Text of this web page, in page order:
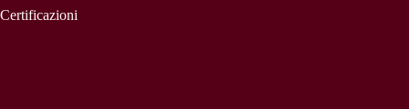
Certificazioni